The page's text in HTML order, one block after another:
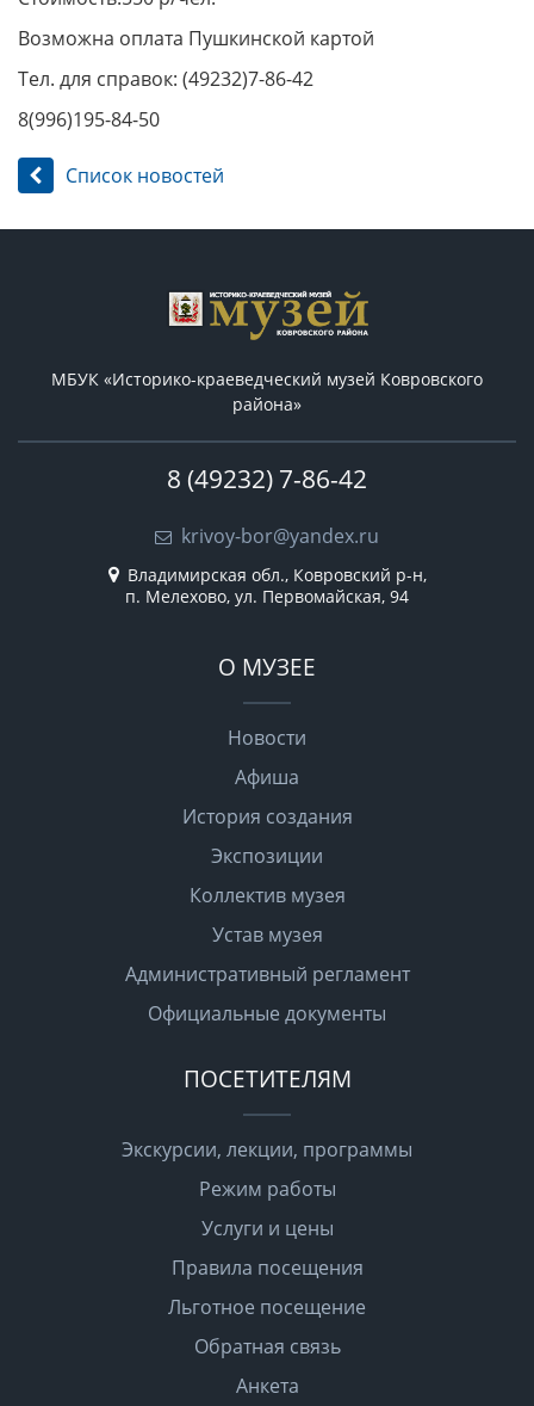
Возможна оплата Пушкинской картой
Тел. для справок: (49232)7-86-42
8(996)195-84-50
Список новостей
МБУК «Историко-краеведческий музей Ковровского
района»
8 (49232) 7-86-42
krivoy-bor@yandex.ru
Владимирская обл., Ковровский р-н,
п. Мелехово, ул. Первомайская, 94
О МУЗЕЕ
Новости
Афиша
История создания
Экспозиции
Коллектив музея
Устав музея
Административный регламент
Официальные документы
ПОСЕТИТЕЛЯМ
Экскурсии, лекции, программы
Режим работы
Услуги и цены
Правила посещения
Льготное посещение
Обратная связь
Анкета